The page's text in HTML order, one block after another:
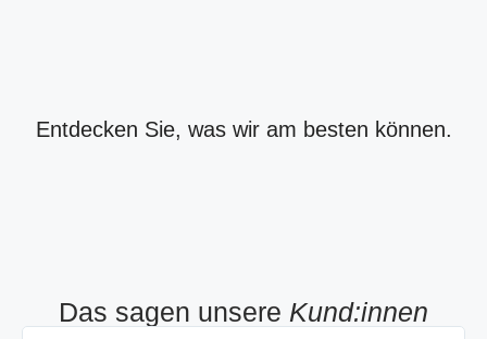
Entdecken Sie, was wir am besten können.
half past
Meicla
Milas
Fallschutz
Das sagen unsere Kund:innen